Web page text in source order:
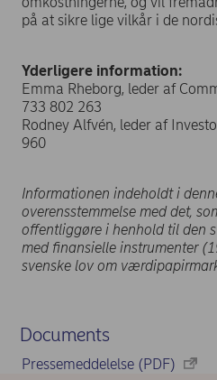
på at sikre lige vilkår i de
Yderligere information:
Emma Rheborg, leder af
733 802 263
Rodney Alfvén, leder af
960
Informationen indeholdt i
overensstemmelse med det,
offentliggøre i henhold til den
med finansielle instrumenter
svenske lov om
Documents
Pressemeddelelse (PDF)